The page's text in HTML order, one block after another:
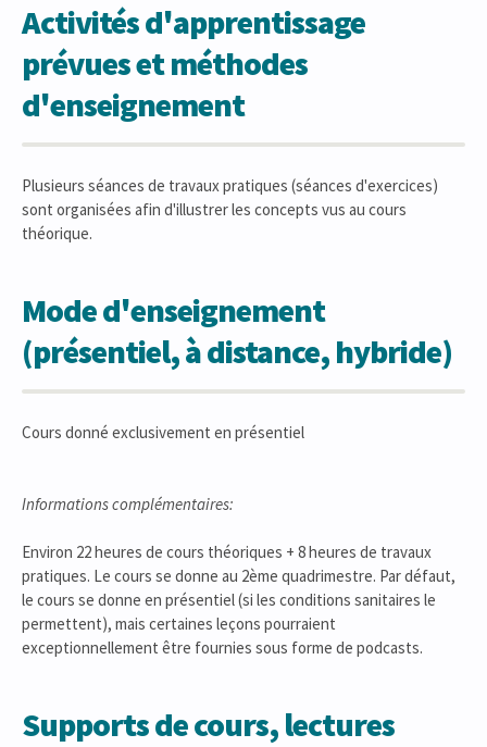
Activités d'apprentissage
prévues et méthodes
d'enseignement
Plusieurs séances de travaux pratiques (séances d'exercices)
sont organisées afin d'illustrer les concepts vus au cours
théorique.
Mode d'enseignement
(présentiel, à distance, hybride)
Cours donné exclusivement en présentiel
Informations complémentaires:
Environ 22 heures de cours théoriques + 8 heures de travaux
pratiques. Le cours se donne au 2ème quadrimestre. Par défaut,
le cours se donne en présentiel (si les conditions sanitaires le
permettent), mais certaines leçons pourraient
exceptionnellement être fournies sous forme de podcasts.
Supports de cours, lectures